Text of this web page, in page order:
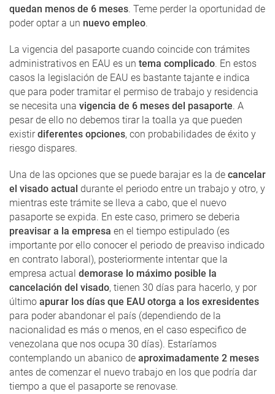
quedan menos de 6 meses. Teme perder la oportunidad de
poder optar a un nuevo empleo.
La vigencia del pasaporte cuando coincide con trámites
administrativos en EAU es un tema complicado. En estos
casos la legislación de EAU es bastante tajante e indica
que para poder tramitar el permiso de trabajo y residencia
se necesita una vigencia de 6 meses del pasaporte. A
pesar de ello no debemos tirar la toalla ya que pueden
existirdiferentes opciones, con probabilidades de éxito y
riesgo dispares.
Una de las opciones que se puede barajar es la de cancelar
el visado actual durante el periodo entre un trabajo y otro, y
mientras este trámite se lleva a cabo, que el nuevo
pasaporte se expida. En este caso, primero se deberia
preavisar a la empresa en el tiempo estipulado (es
importante por ello conocer el periodo de preaviso indicado
en contrato laboral), posteriormente intentar que la
empresa actual demorase lo máximo posible la
cancelación del visado, tienen 30 días para hacerlo, y por
último apurar los días que EAU otorga a los exresidentes
para poder abandonar el país (dependiendo de la
nacionalidad es más o menos, en el caso especifico de
venezolana que nos ocupa 30 días). Estaríamos
contemplando un abanico de aproximadamente 2 meses
antes de comenzar el nuevo trabajo en los que podría dar
tiempo a que el pasaporte se renovase.